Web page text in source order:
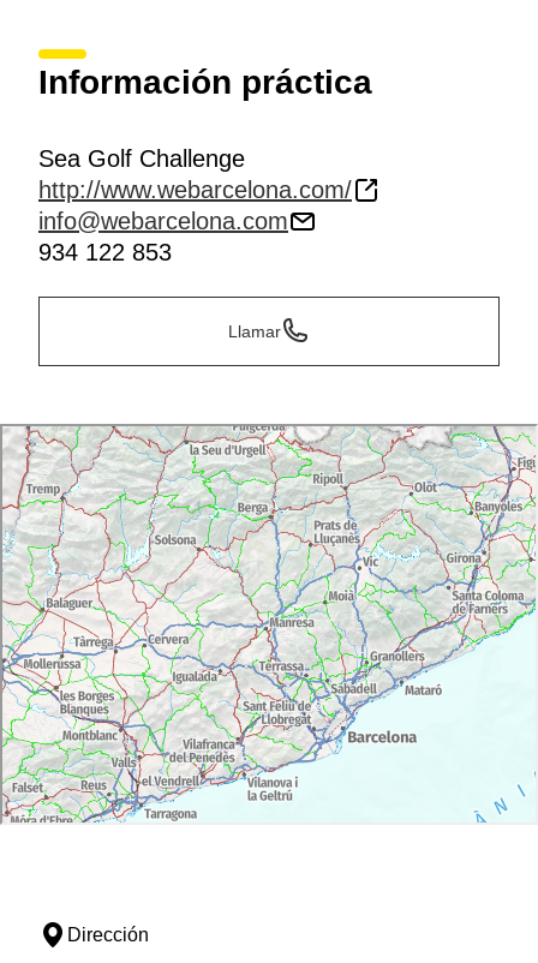
Información práctica
Sea Golf Challenge
http://www.webarcelona.com/
info@webarcelona.com
934 122 853
Llamar
Dirección